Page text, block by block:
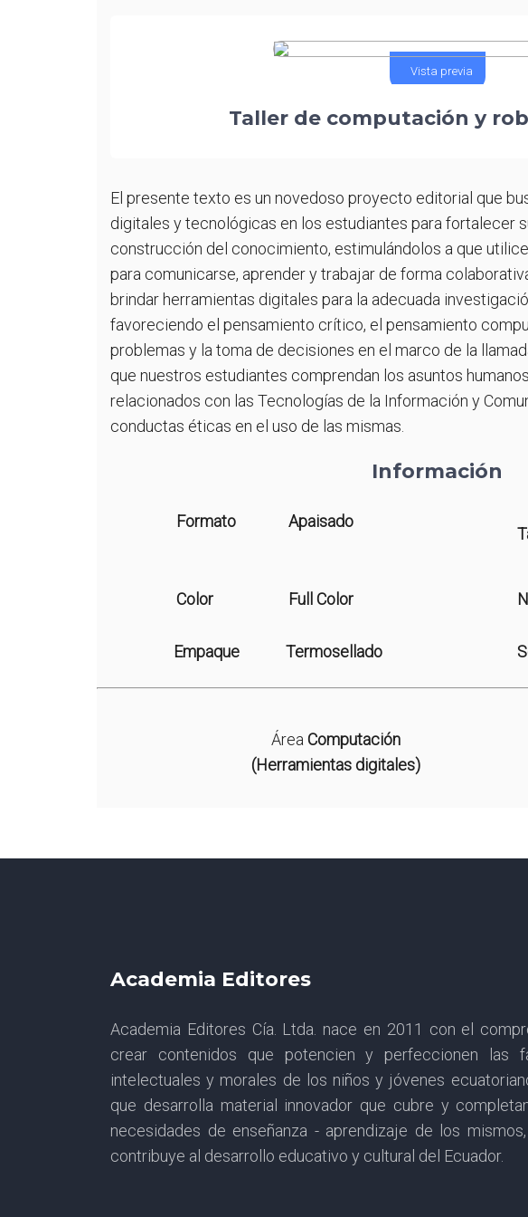
Ciencias Naturales -
Travesía
Psicología - Nuevos
Acompañamiento
Academia Editores
Actividad Física,
bienestar y vida
Todas las series
Leer es Más
Taller de
Vista previa
Taller de computación y
El presente texto es un novedoso proyecto editorial que
digitales y tecnológicas en los estudiantes para fortalecer
construcción del conocimiento, estimulándolos a que
para comunicarse, aprender y trabajar de forma
brindar herramientas digitales para la adecuada
favoreciendo el pensamiento crítico, el pensamiento
problemas y la toma de decisiones en el marco de la
que nuestros estudiantes comprendan los asuntos
relacionados con las Tecnologías de la Información y
conductas éticas en el uso de las mismas.
Información
Formato Apaisado
Color Full Color
Empaque Termosellado
Área Computación
(Herramientas digitales)
Academia Editores
Academia Editores Cía. Ltda. nace en 2011 con el
crear contenidos que potencien y perfeccionen las
intelectuales y morales de los niños y jóvenes
que desarrolla material innovador que cubre y
necesidades de enseñanza - aprendizaje de los
contribuye al desarrollo educativo y cultural del Ecuador.